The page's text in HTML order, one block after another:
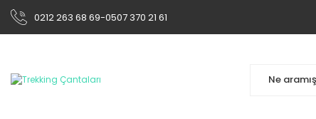
0212 263 68 69-0507 370 21 61